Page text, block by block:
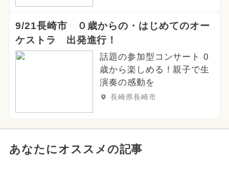
9/21長崎市 ０歳からの・はじめてのオー
ケストラ 出発進行！
話題の参加型コンサート 0
歳から楽しめる！親子で生
演奏の感動を
長崎県長崎市
あなたにオススメの記事